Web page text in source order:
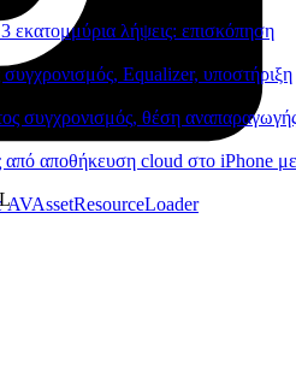
εκατομμύρια λήψεις: επισκόπηση
Equalizer, υποστήριξη
συγχρονισμός, θέση
αποθήκευση cloud στο iPhone